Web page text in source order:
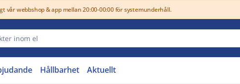
vår webbshop & app mellan 20:00-00:00 för systemunderhåll.
Hållbarhet Aktuellt